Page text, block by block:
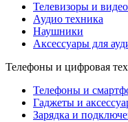
Телевизоры и
Аудио техника
Наушники
Аксессуары для
Телефоны и цифровая
Телефоны и
Гаджеты и
Зарядка и